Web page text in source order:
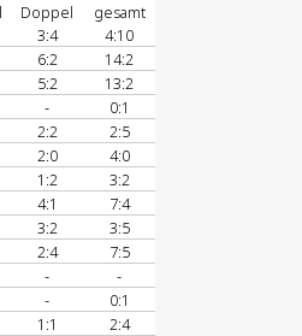
Doppel
gesamt
3:4
4:10
6:2
14:2
5:2
13:2
-
0:1
2:2
2:5
2:0
4:0
1:2
3:2
4:1
7:4
3:2
3:5
2:4
7:5
-
-
-
0:1
1:1
2:4